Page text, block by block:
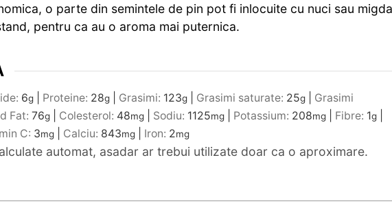
o parte din semintele de pin pot fi inlocuite cu nuci sau
pentru ca au o aroma mai puternica.
6g Proteine: 28g Grasimi: 123g Grasimi saturate: 25g
Grasimi
Fat: 76g Colesterol: 48mg Sodiu: 1125mg Potassium: 208mg Fibre: 1g
C: 3mg Calciu: 843mg Iron: 2mg
automat, asadar ar trebui utilizate doar ca o aproximare.